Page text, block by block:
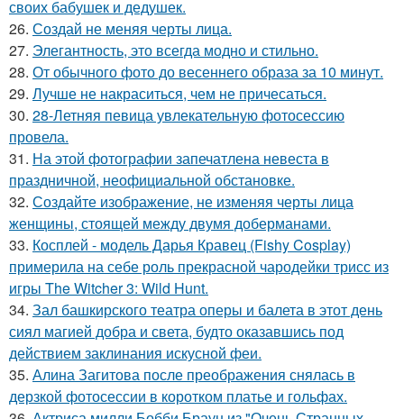
своих бабушек и дедушек.
26. Создай не меняя черты лица.
27. Элегантность, это всегда модно и стильно.
28. От обычного фото до весеннего образа за 10 минут.
29. Лучше не накраситься, чем не причесаться.
30. 28-Летняя певица увлекательную фотосессию
провела.
31. На этой фотографии запечатлена невеста в
праздничной, неофициальной обстановке.
32. Создайте изображение, не изменяя черты лица
женщины, стоящей между двумя доберманами.
33. Косплей - модель Дарья Кравец (Fishy Cosplay)
примерила на себе роль прекрасной чародейки трисс из
игры The Witcher 3: Wild Hunt.
34. Зал башкирского театра оперы и балета в этот день
сиял магией добра и света, будто оказавшись под
действием заклинания искусной феи.
35. Алина Загитова после преображения снялась в
дерзкой фотосессии в коротком платье и гольфах.